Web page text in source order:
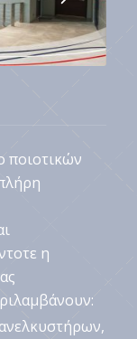
1 2 3
ποιοτικών
η